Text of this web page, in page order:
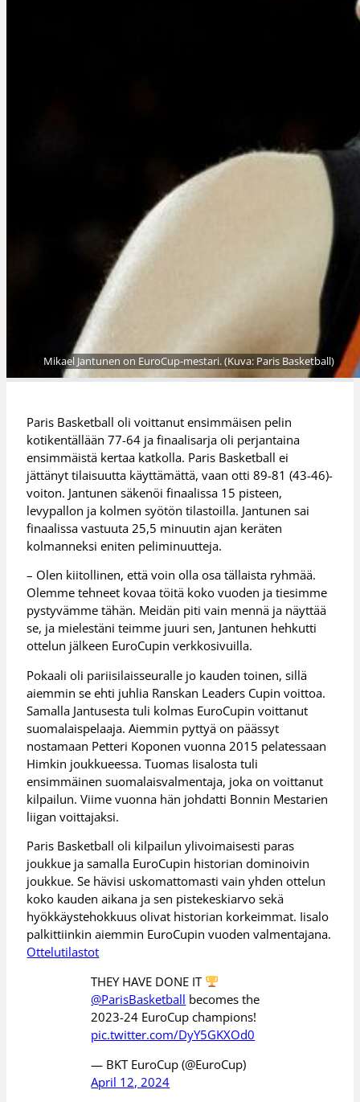
Mikael Jantunen on EuroCup-mestari. (Kuva: Paris Basketball)
Paris Basketball oli voittanut ensimmäisen pelin
kotikentällään 77-64 ja finaalisarja oli perjantaina
ensimmäistä kertaa katkolla. Paris Basketball ei
jättänyt tilaisuutta käyttämättä, vaan otti 89-81 (43-46)-
voiton. Jantunen säkenöi finaalissa 15 pisteen,
levypallon ja kolmen syötön tilastoilla. Jantunen sai
finaalissa vastuuta 25,5 minuutin ajan keräten
kolmanneksi eniten peliminuutteja.
– Olen kiitollinen, että voin olla osa tällaista ryhmää.
Olemme tehneet kovaa töitä koko vuoden ja tiesimme
pystyvämme tähän. Meidän piti vain mennä ja näyttää
se, ja mielestäni teimme juuri sen, Jantunen hehkutti
ottelun jälkeen EuroCupin verkkosivuilla.
Pokaali oli pariisilaisseuralle jo kauden toinen, sillä
aiemmin se ehti juhlia Ranskan Leaders Cupin voittoa.
Samalla Jantusesta tuli kolmas EuroCupin voittanut
suomalaispelaaja. Aiemmin pyttyä on päässyt
nostamaan Petteri Koponen vuonna 2015 pelatessaan
Himkin joukkueessa. Tuomas Iisalosta tuli
ensimmäinen suomalaisvalmentaja, joka on voittanut
kilpailun. Viime vuonna hän johdatti Bonnin Mestarien
liigan voittajaksi.
Paris Basketball oli kilpailun ylivoimaisesti paras
joukkue ja samalla EuroCupin historian dominoivin
joukkue. Se hävisi uskomattomasti vain yhden ottelun
koko kauden aikana ja sen pistekeskiarvo sekä
hyökkäystehokkuus olivat historian korkeimmat. Iisalo
palkittiinkin aiemmin EuroCupin vuoden valmentajana.
Ottelutilastot
THEY HAVE DONE IT
@ParisBasketball becomes the
2023-24 EuroCup champions!
pic.twitter.com/DyY5GKXOd0
— BKT EuroCup (@EuroCup)
April 12, 2024